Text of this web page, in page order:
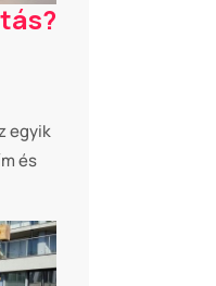
egyik
és